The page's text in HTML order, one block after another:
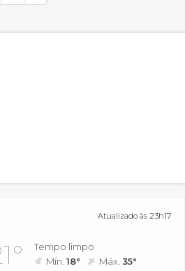
Atualizado às 23h17
Tempo limpo
Mín.18° Máx.35°